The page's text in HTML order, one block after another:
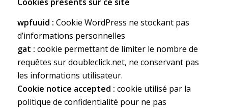
wpfuuid : Cookie WordPress ne stockant pas
d’informations personnelles
gat : cookie permettant de limiter le nombre de
requêtes sur doubleclick.net, ne conservant pas
les informations utilisateur.
Cookie notice accepted : cookie utilisé par la
politique de confidentialité pour ne pas